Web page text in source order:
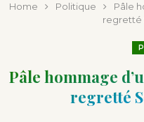
Home Politique
Pâle
regretté
Pâle hommage
regretté